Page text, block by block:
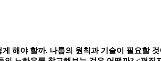
해야 할까. 나름의 원칙과 기술이 필요할